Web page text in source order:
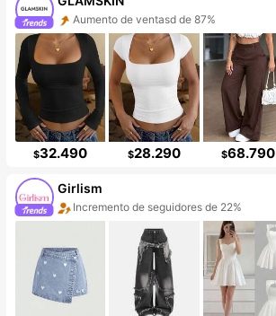
Aumento de ventasd de 87%
$32.490 $28.290 $68.790
Girlism
Incremento de seguidores de 22%